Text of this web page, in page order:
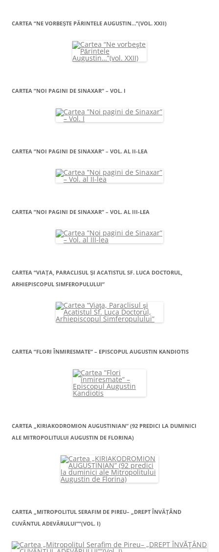
CARTEA “NE VORBEŞTE PĂRINTELE AUGUSTIN…”(VOL. XXII)
CARTEA ”NOI PAGINI DE SINAXAR” – VOL. I
CARTEA ”NOI PAGINI DE SINAXAR” – VOL. AL II-LEA
CARTEA ”NOI PAGINI DE SINAXAR” – VOL. AL III-LEA
CARTEA “VIAŢA, PARACLISUL ŞI ACATISTUL SF. LUCA DOCTORUL,
ARHIEPISCOPUL SIMFEROPULULUI”
CARTEA ”FLORI ÎNMIRESMATE” – EPISCOPUL AUGUSTIN KANDIOTIS
CARTEA „KIRIAKODROMION AUGUSTINIAN” (92 PREDICI LA DUMINICI
ALE MITROPOLITULUI AUGUSTIN DE FLORINA)
CARTEA „MITROPOLITUL SERAFIM DE PIREU– „DREPT ÎNVĂŢÂND
CUVÂNTUL ADEVĂRULUI””(VOL. I)